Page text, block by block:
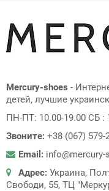
Mercury-shoes -
детей, лучшие
ПН-ПТ: 10.00-19.00 СБ :
Звоните: +38 (067) 579-
Email:
Адрес: Украина,
Свободи, 55, ТЦ